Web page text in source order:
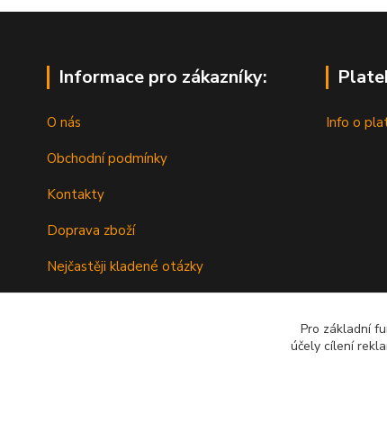
Informace pro zákazníky:
O nás
Obchodní podmínky
Kontakty
Doprava zboží
Nejčastěji kladené otázky
Info o
Pro základní
účely cílení